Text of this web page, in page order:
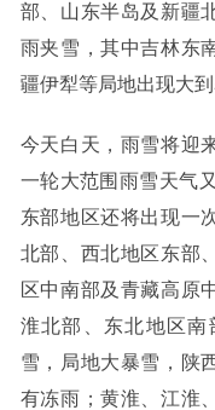
部、山东半岛及新疆
雨夹雪，其中吉林东
疆伊犁等局地出现大到
今天白天，雨雪将迎
一轮大范围雨雪天气
东部地区还将出现一
北部、西北地区东部
区中南部及青藏高原
淮北部、东北地区
雪，局地大暴雪，陕
有冻雨；黄淮、江淮